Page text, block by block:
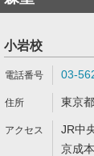
小岩校
03-
東京
JR中
京成